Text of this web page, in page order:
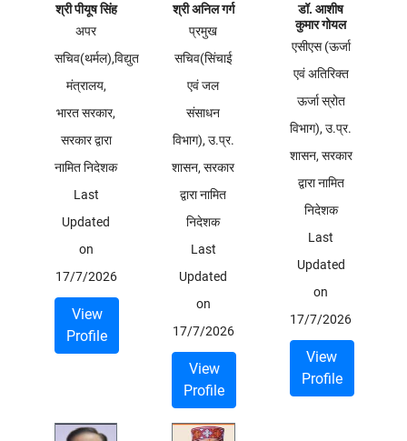
श्री पीयूष सिंह
अपर
सचिव(थर्मल),विद्युत
मंत्रालय,
भारत सरकार,
सरकार द्वारा
नामित निदेशक
Last
Updated
on
17/7/2026
View
Profile
श्री अनिल गर्ग
प्रमुख
सचिव(सिंचाई
एवं जल
संसाधन
विभाग), उ.प्र.
शासन, सरकार
द्वारा नामित
निदेशक
Last
Updated
on
17/7/2026
View
Profile
डॉ. आशीष
कुमार गोयल
एसीएस (ऊर्जा
एवं अतिरिक्त
ऊर्जा स्रोत
विभाग), उ.प्र.
शासन, सरकार
द्वारा नामित
निदेशक
Last
Updated
on
17/7/2026
View
Profile